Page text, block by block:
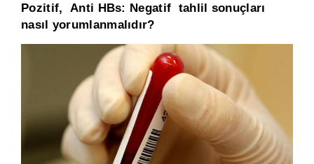
Pozitif, Anti HBs: Negatif tahlil sonuçları
nasıl yorumlanmalıdır?